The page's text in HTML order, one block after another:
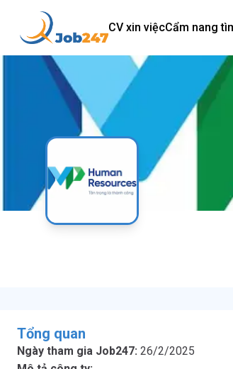
CV xin việcCẩm nang
Tổng quan
Ngày tham gia Job247: 26/2/2025